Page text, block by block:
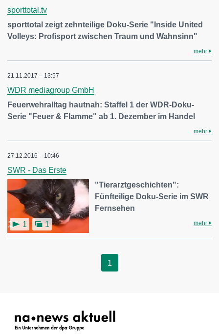
sporttotal.tv
sporttotal zeigt zehnteilige Doku-Serie "Inside United
Volleys: Profisport zwischen Traum und Wahnsinn"
mehr
21.11.2017 – 13:57
WDR mediagroup GmbH
Feuerwehralltag hautnah: Staffel 1 der WDR-Doku-
Serie "Feuer & Flamme" ab 1. Dezember im Handel
mehr
27.12.2016 – 10:46
SWR - Das Erste
1 1
"Tierarztgeschichten":
Fünfteilige Doku-Serie im SWR
Fernsehen
mehr
1